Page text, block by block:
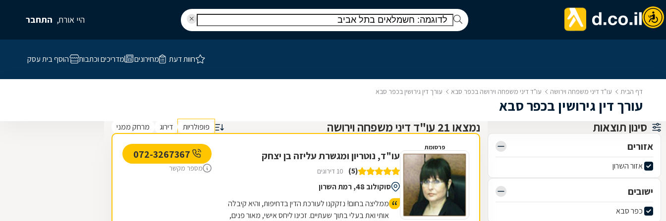
היי אורח, התחבר
חוות דעת מחירונים מדריכים וכתבות הוסף בית עסק
דף הבית עו"ד דיני משפחה וירושה עו"ד דיני משפחה וירושה בכפר סבא עורך דין גירושין בכפר סבא
עורך דין גירושין בכפר סבא
סינון תוצאות
אזורים
אזור השרון
ישובים
כפר סבא
נמצאו 21 עו"ד דיני משפחה וירושה פופולריות דירוג מרחק ממני
פרסומת
עו"ד, נוטריון ומגשרת עליזה בן יצחק
(5) 10 דירוגים
סוקולוב 48, רמת השרון
ממליצה בחום! נזקקנו לעורכת הדין בדחיפות, והיא קיבלה
אותי ואת בעלי בתוך שעתיים. זכינו ליחס אישי, מאור פנים,
מספר מקשר